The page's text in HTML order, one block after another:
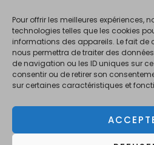
Pour offrir les meilleures expériences,
technologies telles que les cookies
informations des appareils. Le fait de
nous permettra de traiter des
de navigation ou les ID uniques sur
consentir ou de retirer son
sur certaines caractéristiques et
La consommation d'alcool est
enceintes. La vente d'alcool est interdite
En accédant à ce site et à nos offres,
Copyright © 2026 Le XOT